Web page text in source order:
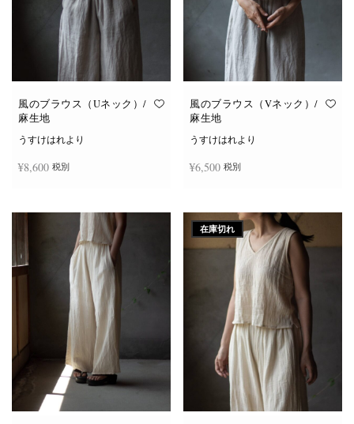
風のブラウス（Uネック）/
麻生地
うすけはれより
¥8,600 税別
の
商
品
に
は
複
数
の
バ
リ
エ
ー
シ
ョ
ン
が
あ
ま
風のブラウス（Vネック）/
麻生地
うすけはれより
¥6,500 税別
の
商
品
に
は
複
数
の
バ
リ
エ
ー
シ
ョ
ン
が
あ
り
ま
在庫切れ